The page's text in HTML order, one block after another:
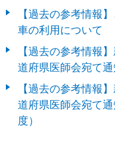
【過去の参考情報
車の利用について
【過去の参考情報
道府県医師会宛て通
【過去の参考情報
道府県医師会宛て
度）